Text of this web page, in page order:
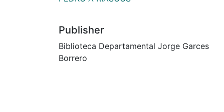
Publisher
Biblioteca Departamental Jorge Garces
Borrero